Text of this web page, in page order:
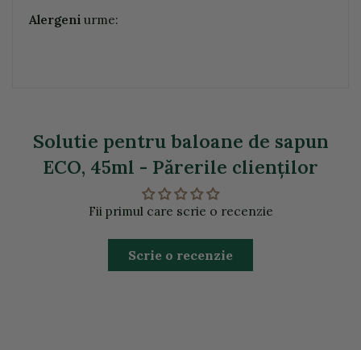
Alergeni urme:
Solutie pentru baloane de sapun
ECO, 45ml - Părerile clienţilor
Fii primul care scrie o recenzie
Scrie o recenzie